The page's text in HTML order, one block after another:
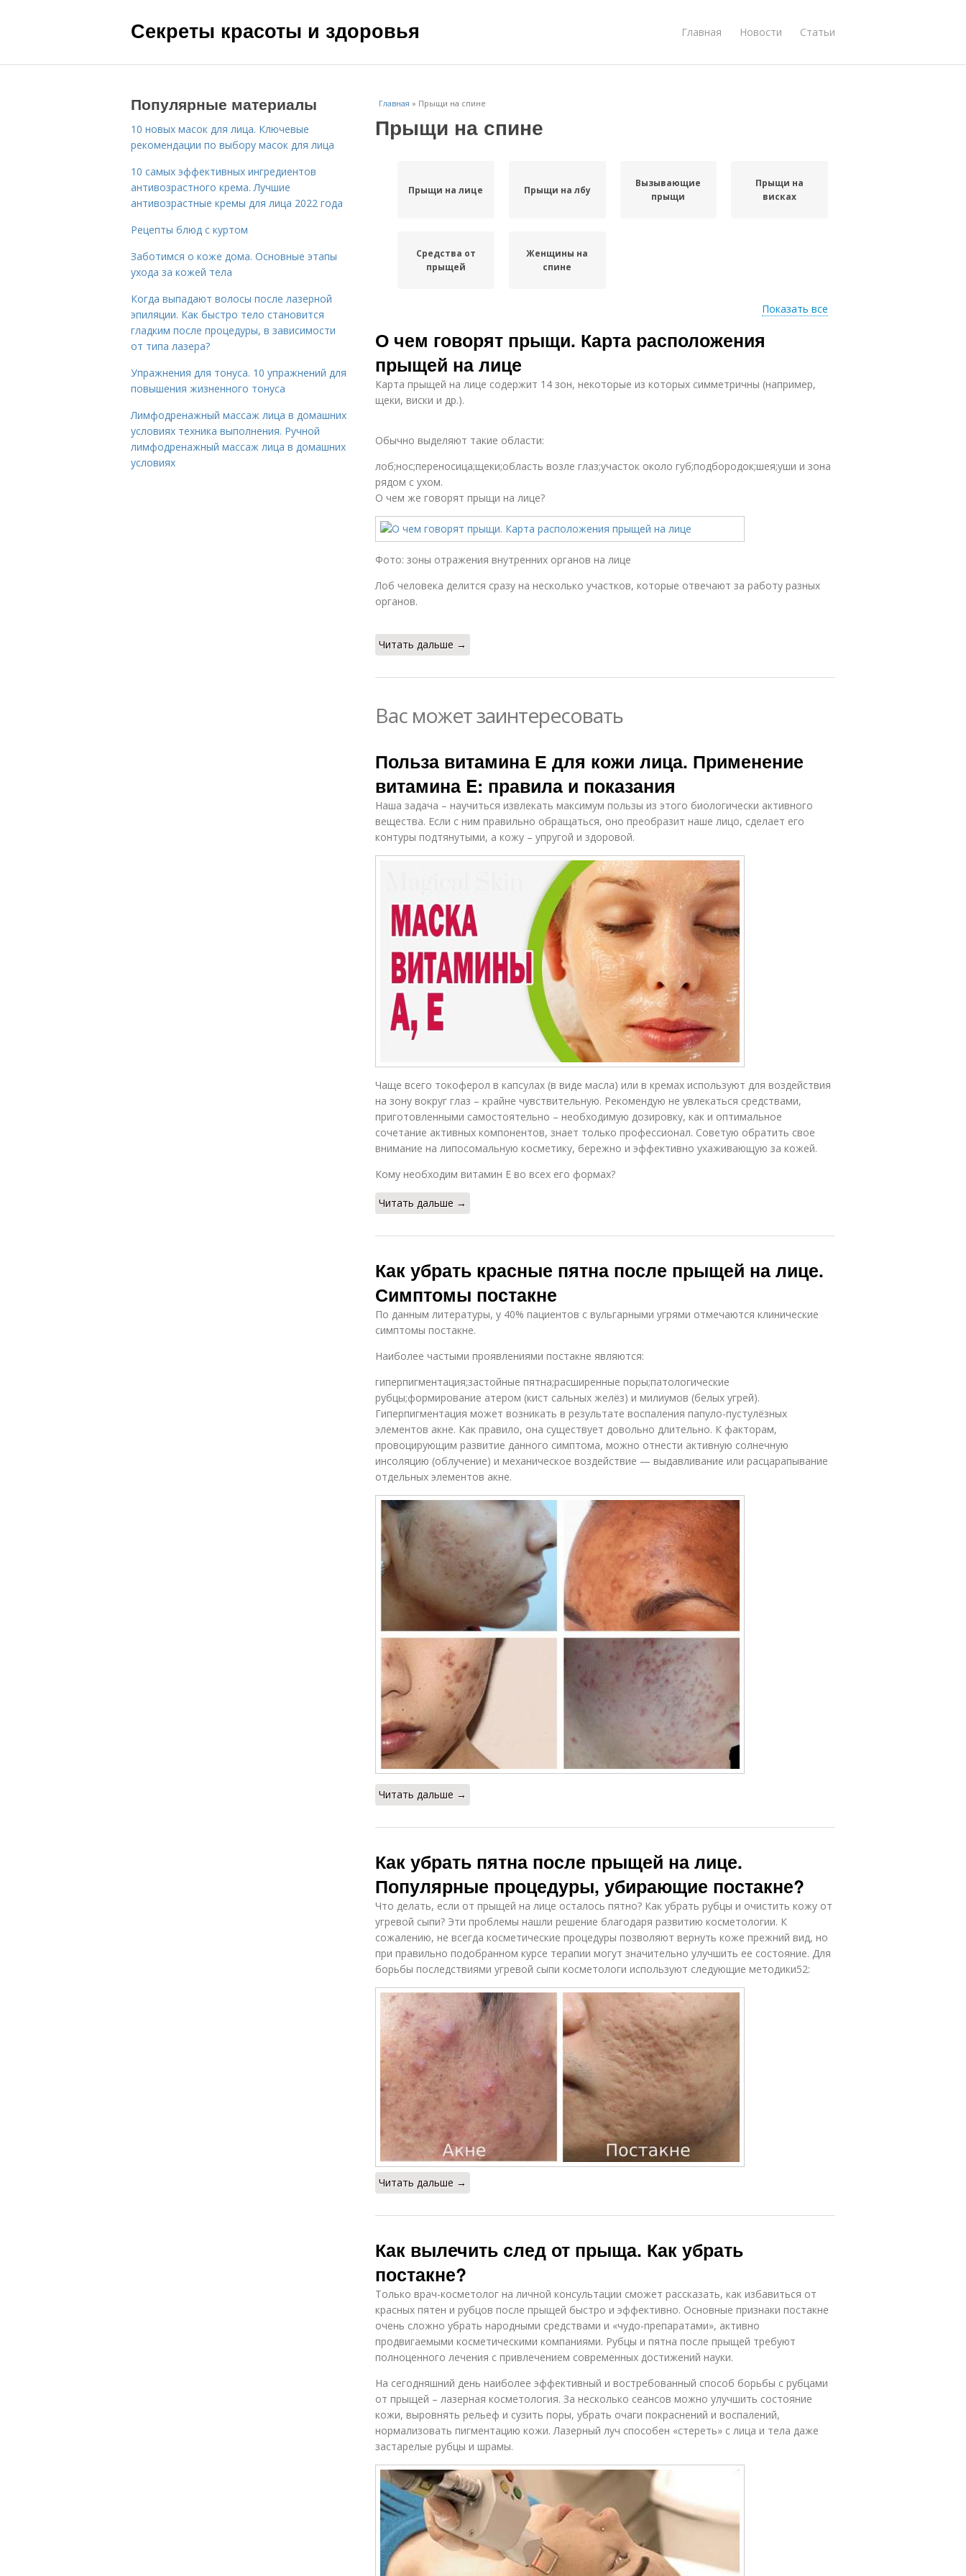
Секреты красоты и здоровья Главная Новости Статьи
Главная » Прыщи на спине
Прыщи на спине
Прыщи на лице Прыщи на лбу
Вызывающие
прыщи
Прыщи на
висках
Средства от
прыщей
Женщины на
спине
Показать все
О чем говорят прыщи. Карта расположения
прыщей на лице
Карта прыщей на лице содержит 14 зон, некоторые из которых симметричны (например,
щеки, виски и др.).
Обычно выделяют такие области:
лоб;нос;переносица;щеки;область возле глаз;участок около губ;подбородок;шея;уши и зона
рядом с ухом.
О чем же говорят прыщи на лице?
Фото: зоны отражения внутренних органов на лице
Лоб человека делится сразу на несколько участков, которые отвечают за работу разных
органов.
Читать дальше →
Вас может заинтересовать
Польза витамина Е для кожи лица. Применение
витамина E: правила и показания
Наша задача – научиться извлекать максимум пользы из этого биологически активного
вещества. Если с ним правильно обращаться, оно преобразит наше лицо, сделает его
контуры подтянутыми, а кожу – упругой и здоровой.
Чаще всего токоферол в капсулах (в виде масла) или в кремах используют для воздействия
на зону вокруг глаз – крайне чувствительную. Рекомендую не увлекаться средствами,
приготовленными самостоятельно – необходимую дозировку, как и оптимальное
сочетание активных компонентов, знает только профессионал. Советую обратить свое
внимание на липосомальную косметику, бережно и эффективно ухаживающую за кожей.
Кому необходим витамин E во всех его формах?
Читать дальше →
Как убрать красные пятна после прыщей на лице.
Симптомы постакне
По данным литературы, у 40% пациентов с вульгарными угрями отмечаются клинические
симптомы постакне.
Наиболее частыми проявлениями постакне являются:
гиперпигментация;застойные пятна;расширенные поры;патологические
рубцы;формирование атером (кист сальных желёз) и милиумов (белых угрей).
Гиперпигментация может возникать в результате воспаления папуло-пустулёзных
элементов акне. Как правило, она существует довольно длительно. К факторам,
провоцирующим развитие данного симптома, можно отнести активную солнечную
инсоляцию (облучение) и механическое воздействие — выдавливание или расцарапывание
отдельных элементов акне.
Читать дальше →
Как убрать пятна после прыщей на лице.
Популярные процедуры, убирающие постакне?
Что делать, если от прыщей на лице осталось пятно? Как убрать рубцы и очистить кожу от
угревой сыпи? Эти проблемы нашли решение благодаря развитию косметологии. К
сожалению, не всегда косметические процедуры позволяют вернуть коже прежний вид, но
при правильно подобранном курсе терапии могут значительно улучшить ее состояние. Для
борьбы последствиями угревой сыпи косметологи используют следующие методики52:
Читать дальше →
Как вылечить след от прыща. Как убрать
постакне?
Только врач-косметолог на личной консультации сможет рассказать, как избавиться от
красных пятен и рубцов после прыщей быстро и эффективно. Основные признаки постакне
очень сложно убрать народными средствами и «чудо-препаратами», активно
продвигаемыми косметическими компаниями. Рубцы и пятна после прыщей требуют
полноценного лечения с привлечением современных достижений науки.
На сегодняшний день наиболее эффективный и востребованный способ борьбы с рубцами
от прыщей – лазерная косметология. За несколько сеансов можно улучшить состояние
кожи, выровнять рельеф и сузить поры, убрать очаги покраснений и воспалений,
нормализовать пигментацию кожи. Лазерный луч способен «стереть» с лица и тела даже
застарелые рубцы и шрамы.
Популярные материалы
10 новых масок для лица. Ключевые
рекомендации по выбору масок для лица
10 самых эффективных ингредиентов
антивозрастного крема. Лучшие
антивозрастные кремы для лица 2022 года
Рецепты блюд с куртом
Заботимся о коже дома. Основные этапы
ухода за кожей тела
Когда выпадают волосы после лазерной
эпиляции. Как быстро тело становится
гладким после процедуры, в зависимости
от типа лазера?
Упражнения для тонуса. 10 упражнений для
повышения жизненного тонуса
Лимфодренажный массаж лица в домашних
условиях техника выполнения. Ручной
лимфодренажный массаж лица в домашних
условиях